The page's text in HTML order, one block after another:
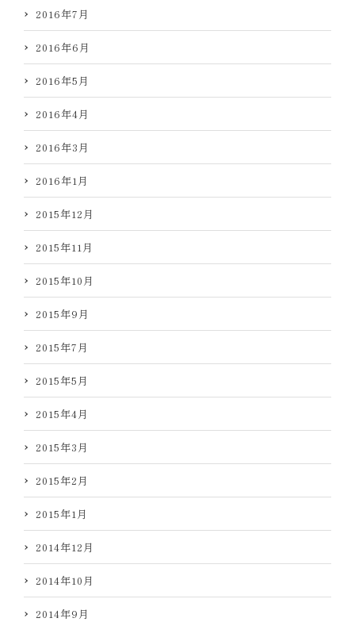
2016年7月
2016年6月
2016年5月
2016年4月
2016年3月
2016年1月
2015年12月
2015年11月
2015年10月
2015年9月
2015年7月
2015年5月
2015年4月
2015年3月
2015年2月
2015年1月
2014年12月
2014年10月
2014年9月